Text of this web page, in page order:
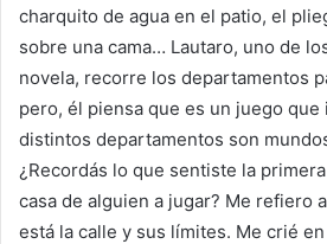
charquito de agua en el patio, el
sobre una cama… Lautaro, uno de
novela, recorre los departamentos
pero, él piensa que es un juego que
distintos departamentos son
¿Recordás lo que sentiste la
casa de alguien a jugar? Me refiero
está la calle y sus límites. Me crié